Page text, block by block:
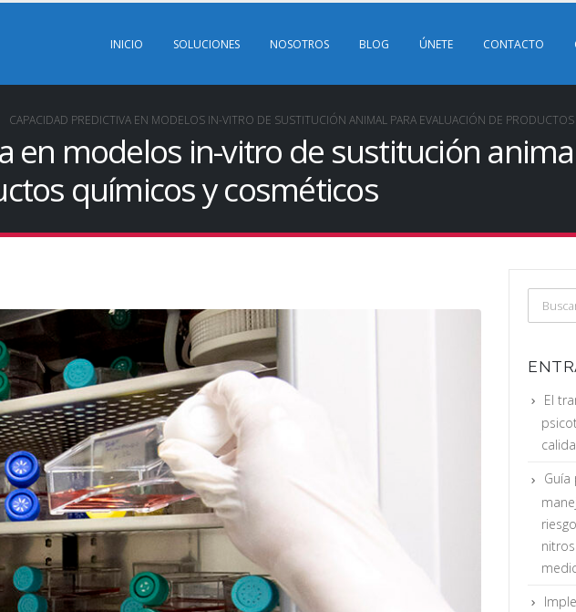
INICIO SOLUCIONES NOSOTROS BLOG ÚNETE CONTACTO
CAPACIDAD PREDICTIVA EN MODELOS IN-VITRO DE SUSTITUCIÓN ANIMAL PARA EVALUACIÓN DE
en modelos in-vitro de sustitución
químicos y cosméticos
El
Guía